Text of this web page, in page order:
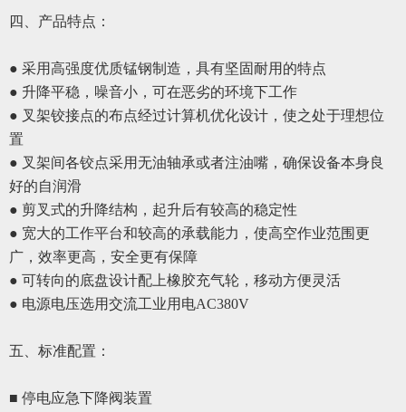
四、 产品特点：
● 采用高强度优质锰钢制造，具有坚固耐用的特点
● 升降平稳，噪音小，可在恶劣的环境下工作
● 叉架铰接点的布点经过计算机优化设计，使之处于理想位
置
● 叉架间各铰点采用无油轴承或者注油嘴，确保设备本身良
好的自润滑
● 剪叉式的升降结构，起升后有较高的稳定性
● 宽大的工作平台和较高的承载能力，使高空作业范围更
广，效率更高，安全更有保障
● 可转向的底盘设计配上橡胶充气轮，移动方便灵活
● 电源电压选用交流工业用电AC380V
五、 标准配置 ：
■ 停电应急下降阀装置